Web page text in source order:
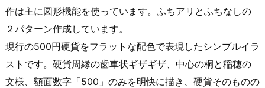
作は主に図形機能を使っています。ふちアリとふちなしの
２パターン作成しています。
現行の500円硬貨をフラットな配色で表現したシンプルイラ
ストです。硬貨周縁の歯車状ギザギザ、中心の桐と稲穂の
文様、額面数字「500」のみを明快に描き、硬貨そのものの